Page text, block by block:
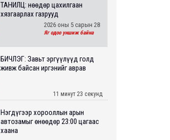
ТАНИЛЦ: Өнөөдөр цахилгаан
хязгаарлах газрууд
2026 оны 5 сарын 28
Яг одоо уншиж байна
БИЧЛЭГ: Завьт эргүүлүүд голд
живж байсан иргэнийг аврав
11 минут 23 секунд
Нэгдүгээр хорооллын арын
автозамыг өнөөдөр 23:00 цагаас
хаана